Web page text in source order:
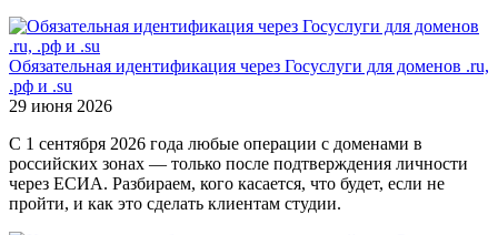
Обязательная идентификация через Госуслуги для доменов .ru,
.рф и .su
29 июня 2026
С 1 сентября 2026 года любые операции с доменами в
российских зонах — только после подтверждения личности
через ЕСИА. Разбираем, кого касается, что будет, если не
пройти, и как это сделать клиентам студии.